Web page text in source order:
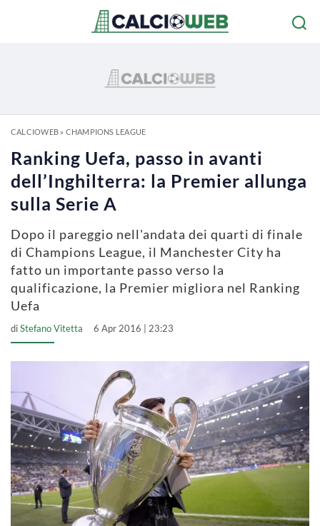
CALCIOWEB» CHAMPIONS LEAGUE
Ranking Uefa, passo in avanti
dell’Inghilterra: la Premier allunga
sulla Serie A
Dopo il pareggio nell'andata dei quarti di finale
di Champions League, il Manchester City ha
fatto un importante passo verso la
qualificazione, la Premier migliora nel Ranking
Uefa
diStefano Vitetta 6 Apr 2016 | 23:23